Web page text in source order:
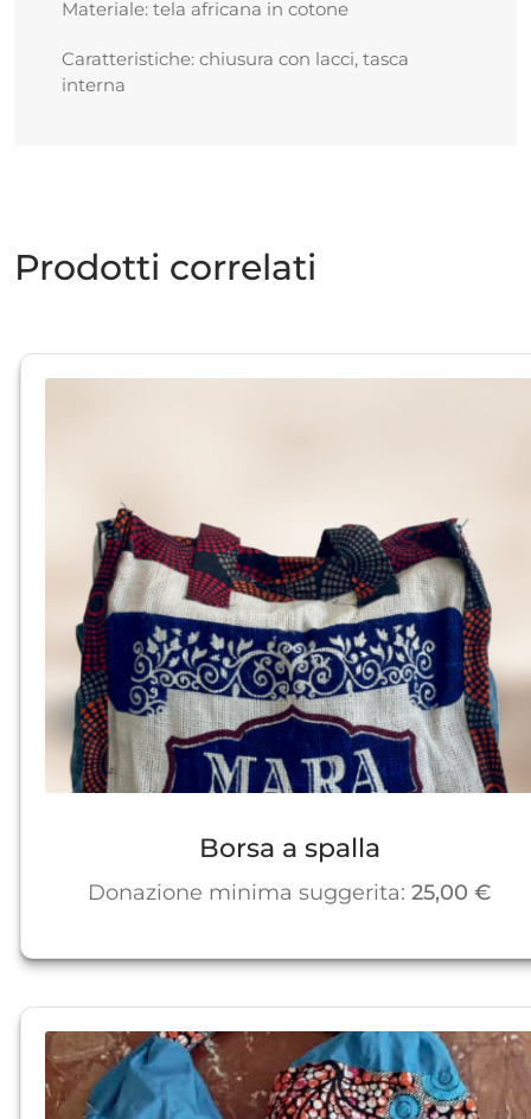
Materiale: tela africana in cotone
Caratteristiche: chiusura con lacci, tasca
interna
Prodotti correlati
Borsa a spalla
Donazione minima suggerita: 25,00 €